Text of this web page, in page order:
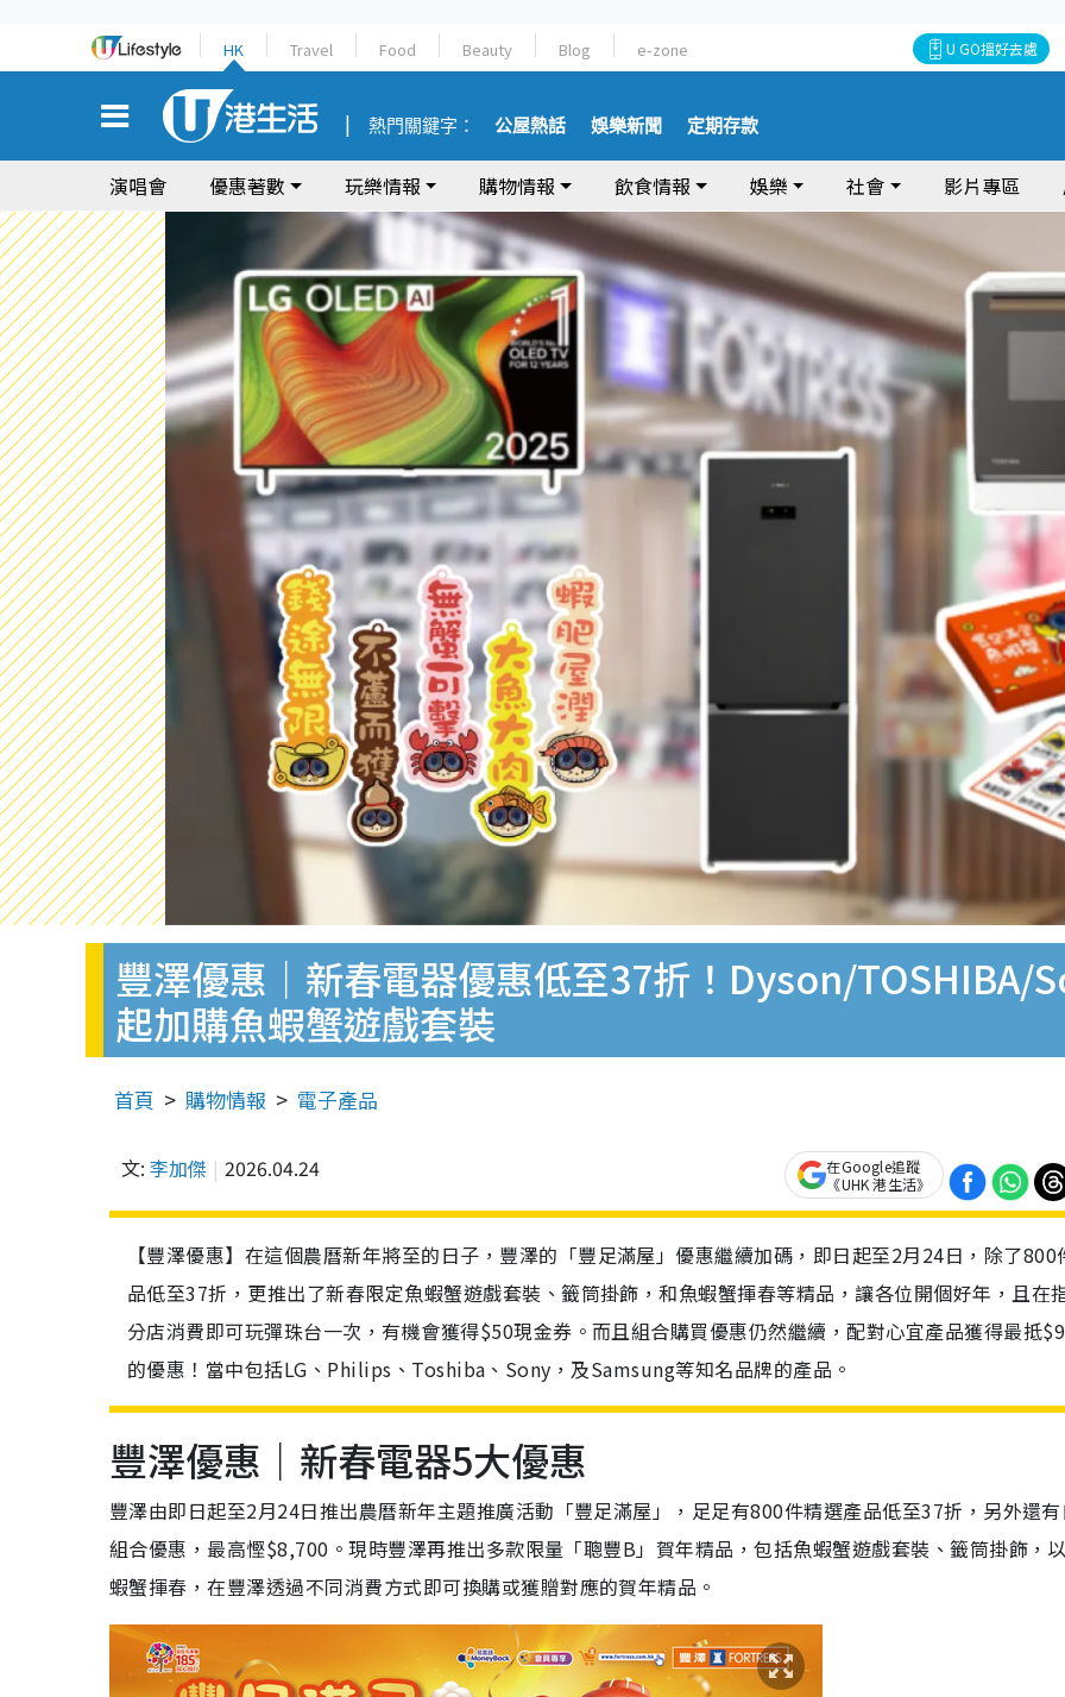
HK Travel Food Beauty Blog e-zone U GO搵好去處
熱門關鍵字： 公屋熱話 娛樂新聞 定期存款
演唱會 優惠著數 玩樂情報 購物情報 飲食情報 娛樂 社會 影片專區
豐澤優惠｜新春電器優惠低至37折！Dyson/
起加購魚蝦蟹遊戲套裝
首頁 購物情報 電子產品
文: 李加傑 2026.04.24
在Google追蹤
《UHK 港生活》
【豐澤優惠】在這個農曆新年將至的日子，豐澤的「豐足滿屋」優惠繼續加碼，即日起至2月24日，除了800
品低至37折，更推出了新春限定魚蝦蟹遊戲套裝、籤筒掛飾，和魚蝦蟹揮春等精品，讓各位開個好年，且在
分店消費即可玩彈珠台一次，有機會獲得$50現金券。而且組合購買優惠仍然繼續，配對心宜產品獲得最抵
的優惠！當中包括LG、Philips、Toshiba、Sony，及Samsung等知名品牌的產品。
豐澤優惠｜新春電器5大優惠
豐澤由即日起至2月24日推出農曆新年主題推廣活動「豐足滿屋」，足足有800件精選產品低至37折，另外還
組合優惠，最高慳$8,700。現時豐澤再推出多款限量「聰豐B」賀年精品，包括魚蝦蟹遊戲套裝、籤筒掛飾，
蝦蟹揮春，在豐澤透過不同消費方式即可換購或獲贈對應的賀年精品。